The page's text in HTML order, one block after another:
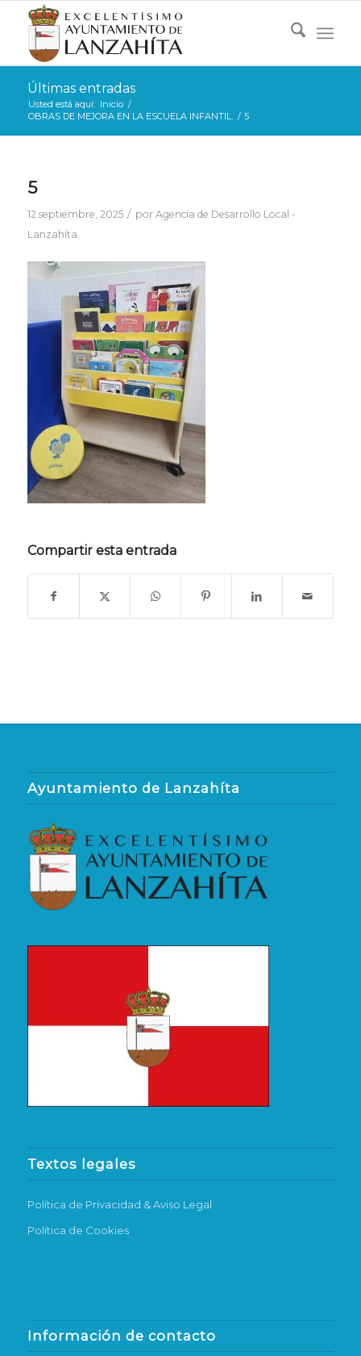
Últimas entradas
Usted está aquí: Inicio /
OBRAS DE MEJORA EN LA ESCUELA INFANTIL. / 5
5
12 septiembre, 2025 / por Agencia de Desarrollo Local -
Lanzahíta
Compartir esta entrada
Ayuntamiento de Lanzahíta
Textos legales
Política de Privacidad & Aviso Legal
Política de Cookies
Información de contacto